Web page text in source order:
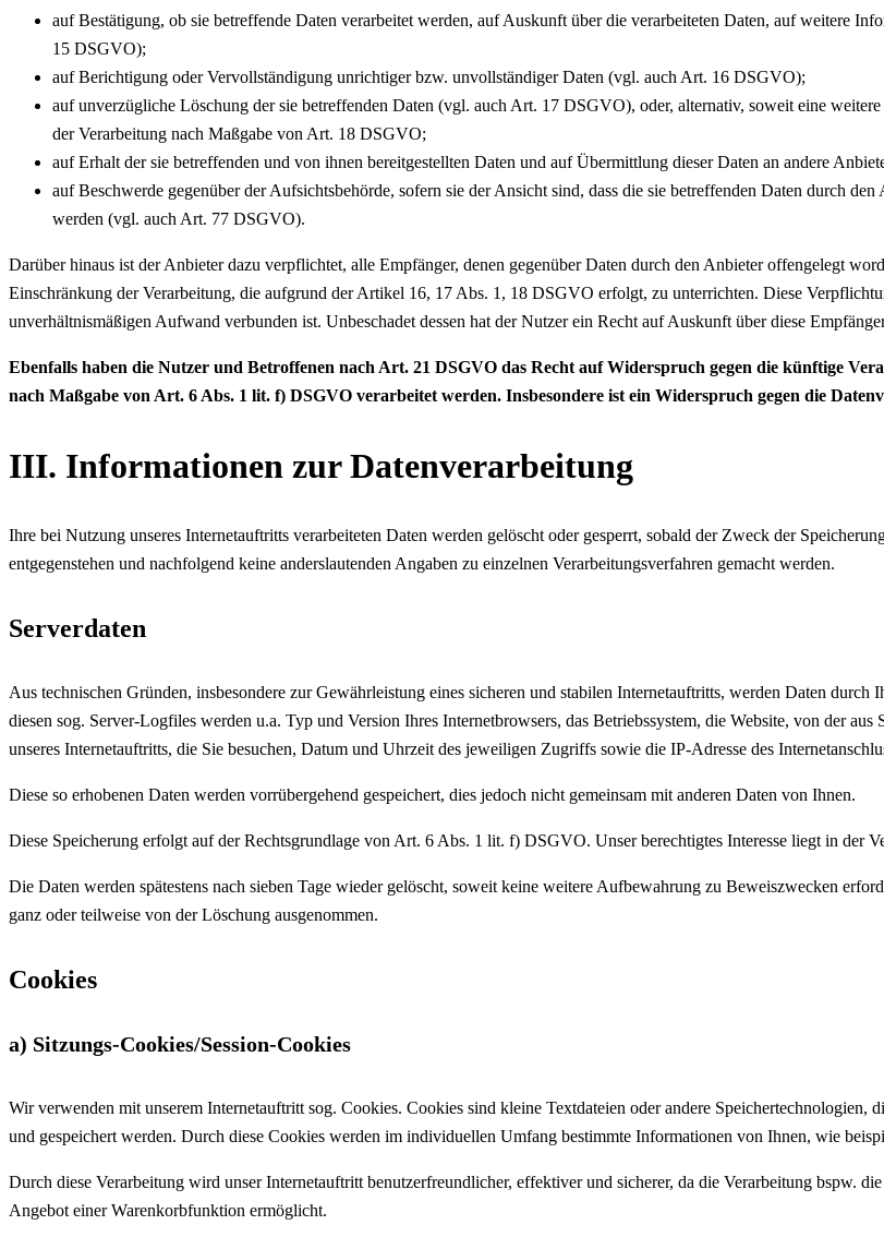
auf Bestätigung, ob sie betreffende Daten verarbeitet werden, auf Auskunft über die verarbeiteten Daten, auf weitere
15 DSGVO);
auf Berichtigung oder Vervollständigung unrichtiger bzw. unvollständiger Daten (vgl. auch Art. 16 DSGVO);
auf unverzügliche Löschung der sie betreffenden Daten (vgl. auch Art. 17 DSGVO), oder, alternativ, soweit eine
der Verarbeitung nach Maßgabe von Art. 18 DSGVO;
auf Erhalt der sie betreffenden und von ihnen bereitgestellten Daten und auf Übermittlung dieser Daten an andere
auf Beschwerde gegenüber der Aufsichtsbehörde, sofern sie der Ansicht sind, dass die sie betreffenden Daten durch
werden (vgl. auch Art. 77 DSGVO).
Darüber hinaus ist der Anbieter dazu verpflichtet, alle Empfänger, denen gegenüber Daten durch den Anbieter offengelegt
Einschränkung der Verarbeitung, die aufgrund der Artikel 16, 17 Abs. 1, 18 DSGVO erfolgt, zu unterrichten. Diese
unverhältnismäßigen Aufwand verbunden ist. Unbeschadet dessen hat der Nutzer ein Recht auf Auskunft über diese
Ebenfalls haben die Nutzer und Betroffenen nach Art. 21 DSGVO das Recht auf Widerspruch gegen die künftige
nach Maßgabe von Art. 6 Abs. 1 lit. f) DSGVO verarbeitet werden. Insbesondere ist ein Widerspruch gegen die
III. Informationen zur Datenverarbeitung
Ihre bei Nutzung unseres Internetauftritts verarbeiteten Daten werden gelöscht oder gesperrt, sobald der Zweck der
entgegenstehen und nachfolgend keine anderslautenden Angaben zu einzelnen Verarbeitungsverfahren gemacht werden.
Serverdaten
Aus technischen Gründen, insbesondere zur Gewährleistung eines sicheren und stabilen Internetauftritts, werden Daten
diesen sog. Server-Logfiles werden u.a. Typ und Version Ihres Internetbrowsers, das Betriebssystem, die Website, von der
unseres Internetauftritts, die Sie besuchen, Datum und Uhrzeit des jeweiligen Zugriffs sowie die IP-Adresse des
Diese so erhobenen Daten werden vorrübergehend gespeichert, dies jedoch nicht gemeinsam mit anderen Daten von Ihnen.
Diese Speicherung erfolgt auf der Rechtsgrundlage von Art. 6 Abs. 1 lit. f) DSGVO. Unser berechtigtes Interesse liegt in der
Die Daten werden spätestens nach sieben Tage wieder gelöscht, soweit keine weitere Aufbewahrung zu Beweiszwecken
ganz oder teilweise von der Löschung ausgenommen.
Cookies
a) Sitzungs-Cookies/Session-Cookies
Wir verwenden mit unserem Internetauftritt sog. Cookies. Cookies sind kleine Textdateien oder andere
und gespeichert werden. Durch diese Cookies werden im individuellen Umfang bestimmte Informationen von Ihnen, wie
Durch diese Verarbeitung wird unser Internetauftritt benutzerfreundlicher, effektiver und sicherer, da die Verarbeitung bspw.
Angebot einer Warenkorbfunktion ermöglicht.